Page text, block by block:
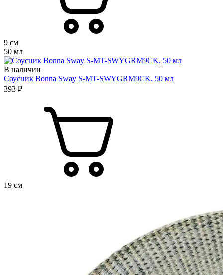
9 см
50 мл
В наличии
Соусник Bonna Sway S-MT-SWYGRM9CK, 50 мл
393 ₽
19 см